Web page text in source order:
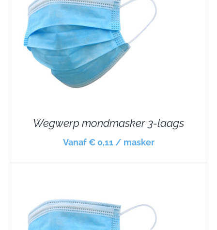
Wegwerp mondmasker 3-laags
Vanaf € 0,11 / masker